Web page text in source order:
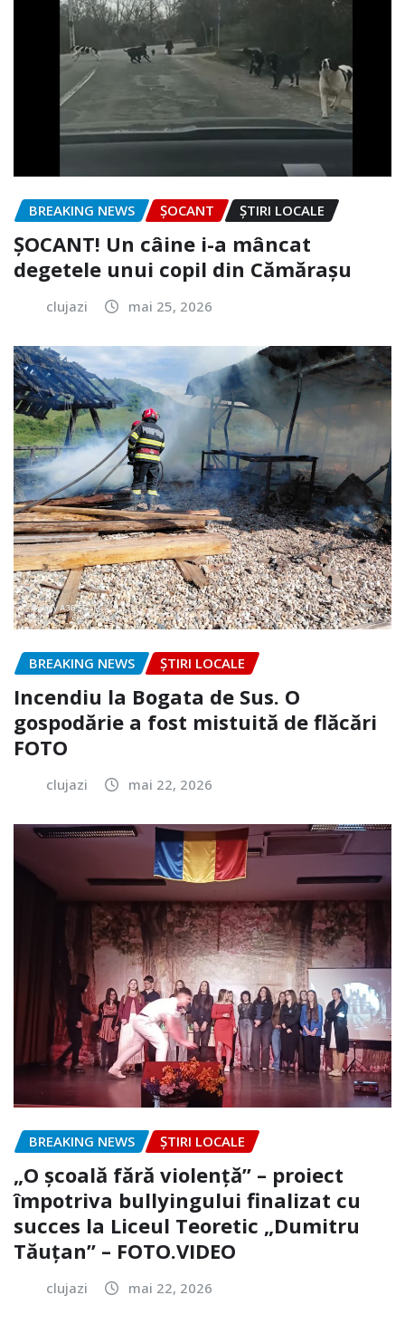
BREAKING NEWS ȘOCANT ȘTIRI LOCALE
ȘOCANT! Un câine i-a mâncat
degetele unui copil din Cămărașu
clujazi mai 25, 2026
BREAKING NEWS ȘTIRI LOCALE
Incendiu la Bogata de Sus. O
gospodărie a fost mistuită de flăcări
FOTO
clujazi mai 22, 2026
BREAKING NEWS ȘTIRI LOCALE
„O școală fără violență” – proiect
împotriva bullyingului finalizat cu
succes la Liceul Teoretic „Dumitru
Tăuțan” – FOTO.VIDEO
clujazi mai 22, 2026